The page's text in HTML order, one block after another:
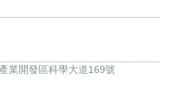
業開發區科學大道169號